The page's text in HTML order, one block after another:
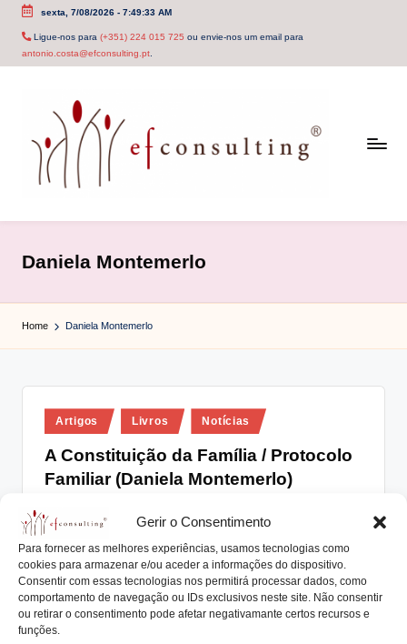
Gerir o Consentimento
Para fornecer as melhores experiências, usamos tecnologias como
cookies para armazenar e/ou aceder a informações do dispositivo.
Consentir com essas tecnologias nos permitirá processar dados, como
comportamento de navegação ou IDs exclusivos neste site. Não consentir
ou retirar o consentimento pode afetar negativamante certos recursos e
funções.
Skip
sexta, 7/08/2026- 7:49:33 AM
Ligue-nos para (+351) 224 015 725 ou envie-nos um email para
antonio.costa@efconsulting.pt.
c
o
n
u
g
.
p
t
Daniela Montemerlo
Home Daniela Montemerlo
Posted
in
Artigos Livros Notícias
A Constituição da Família / Protocolo
Familiar (Daniela Montemerlo)
Posted
by
A Constituição da Família ou o Protocolo Familiar.
Acordos para perpetuar a empresa familiar e…
Read More